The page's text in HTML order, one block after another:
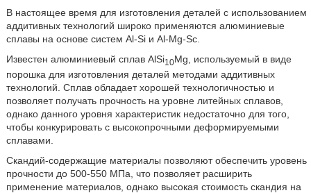
В настоящее время для изготовления деталей с использованием
аддитивных технологий широко применяются алюминиевые
сплавы на основе систем Al-Si и Al-Mg-Sc.
Известен алюминиевый сплав AlSi10Mg, используемый в виде
порошка для изготовления деталей методами аддитивных
технологий. Сплав обладает хорошей технологичностью и
позволяет получать прочность на уровне литейных сплавов,
однако данного уровня характеристик недостаточно для того,
чтобы конкурировать с высокопрочными деформируемыми
сплавами.
Скандий-содержащие материалы позволяют обеспечить уровень
прочности до 500-550 МПа, что позволяет расширить
применение материалов, однако высокая стоимость скандия на